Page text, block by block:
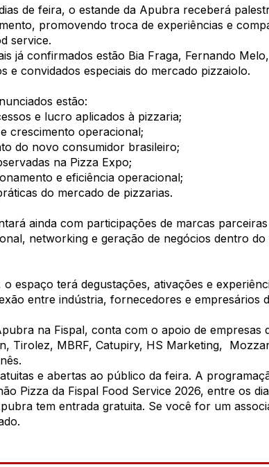
de feira, o estande da Apubra receberá
promovendo troca de experiências e
service.
já confirmados estão Bia Fraga, Fernando
e convidados especiais do mercado pizzaiolo.
estão:
e lucro aplicados à pizzaria;
crescimento operacional;
do novo consumidor brasileiro;
na Pizza Expo;
e eficiência operacional;
do mercado de pizzarias.
ainda com participações de marcas
networking e geração de negócios dentro
o espaço terá degustações, ativações e
entre indústria, fornecedores e empresários
na Fispal, conta com o apoio de
Tirolez, MBRF, Catupiry, HS Marketing,
e abertas ao público da feira. A
Pizza da Fispal Food Service 2026, entre os
tem entrada gratuita. Se você for um